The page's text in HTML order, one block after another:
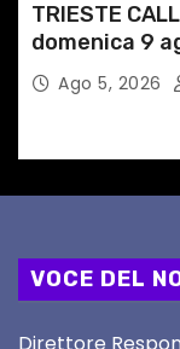
TRIESTE
domenica 9
dedicato a
Ago 5, 2026
VOCE DEL